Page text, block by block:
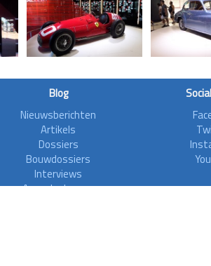
Blog
Nieuwsberichten
Artikels
Dossiers
Bouwdossiers
Interviews
Aanvalsplannen